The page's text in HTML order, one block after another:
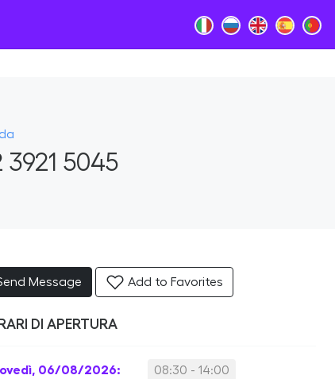
3921 5045
Message Add to Favorites
DI APERTURA
06/08/2026:
08:30 - 14:00